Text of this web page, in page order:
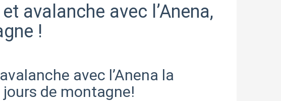
avalanche avec l’Anena,
!
avec l’Anena la
de montagne!